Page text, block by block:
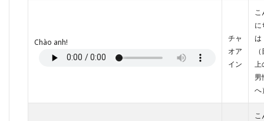
を最大
化しま
しょう
Chào anh!
チャ
オア
イン
こ
に
は
上
男
へ
こ